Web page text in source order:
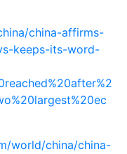
china-affirms-
keeps-its-word-
world/china/china-